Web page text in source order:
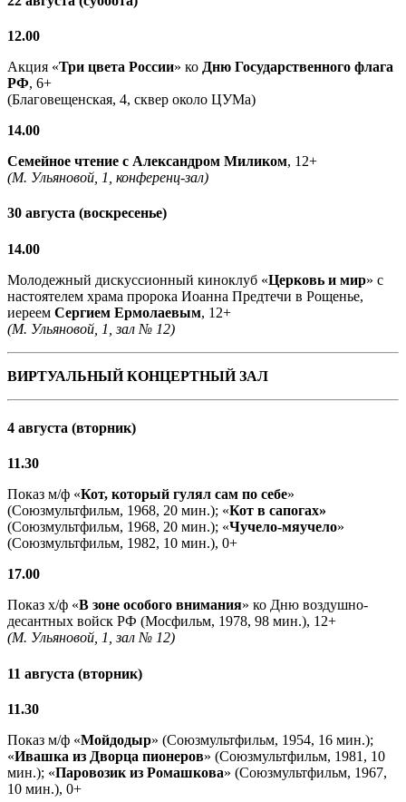
12.00
Акция «Три цвета России» ко Дню Государственного флага
РФ, 6+
(Благовещенская, 4, сквер около ЦУМа)
14.00
Семейное чтение с Александром Миликом, 12+
(М. Ульяновой, 1, конференц-зал)
30 августа (воскресенье)
14.00
Молодежный дискуссионный киноклуб «Церковь и мир» с
настоятелем храма пророка Иоанна Предтечи в Рощенье,
иереем Сергием Ермолаевым, 12+
(М. Ульяновой, 1, зал № 12)
ВИРТУАЛЬНЫЙ КОНЦЕРТНЫЙ ЗАЛ
4 августа (вторник)
11.30
Показ м/ф «Кот, который гулял сам по себе»
(Союзмультфильм, 1968, 20 мин.); «Кот в сапогах»
(Союзмультфильм, 1968, 20 мин.); «Чучело-мяучело»
(Союзмультфильм, 1982, 10 мин.), 0+
17.00
Показ х/ф «В зоне особого внимания» ко Дню воздушно-
десантных войск РФ (Мосфильм, 1978, 98 мин.), 12+
(М. Ульяновой, 1, зал № 12)
11 августа (вторник)
11.30
Показ м/ф «Мойдодыр» (Союзмультфильм, 1954, 16 мин.);
«Ивашка из Дворца пионеров» (Союзмультфильм, 1981, 10
мин.); «Паровозик из Ромашкова» (Союзмультфильм, 1967,
10 мин.), 0+